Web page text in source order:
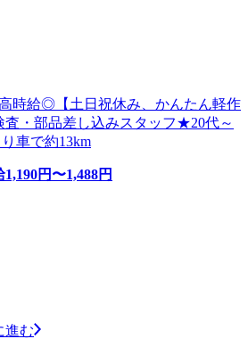
高時給◎【土日祝休み、かんたん軽作
査・部品差し込みスタッフ★20代～
車で約13km
1,190円〜1,488円
進む